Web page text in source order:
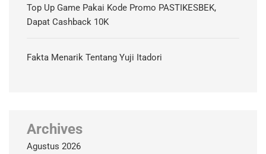
Top Up Game Pakai Kode Promo PASTIKESBEK,
Dapat Cashback 10K
Fakta Menarik Tentang Yuji Itadori
Archives
Agustus 2026